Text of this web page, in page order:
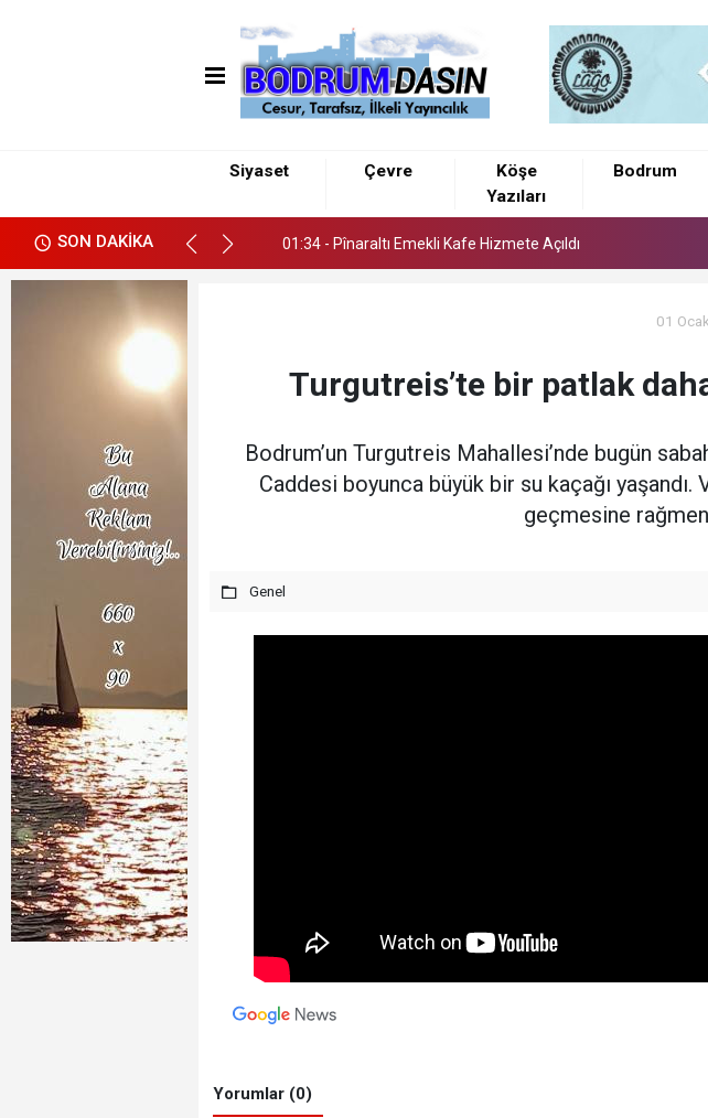
Siyaset Çevre
Köşe
Yazıları
Bodrum
SON DAKİKA
01:34 - Pînaraltı Emekli Kafe Hizmete Açıldı
01:34 - Pînaraltı Emekli Kafe Hizmete Açıldı
01
Turgutreis’te bir patlak
Bodrum’un Turgutreis Mahallesi’nde bugün
Caddesi boyunca büyük bir su kaçağı
geçmesine
Genel
Yorumlar (0)